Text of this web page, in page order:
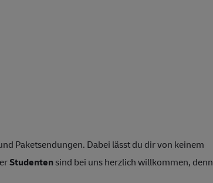
Paketsendungen. Dabei lässt du dir von keinem
Studentensind bei uns herzlich willkommen, denn